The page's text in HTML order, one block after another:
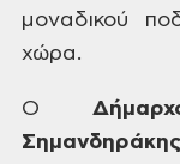
μοναδικού
χώρα.
Ο
Σημανδηράκης